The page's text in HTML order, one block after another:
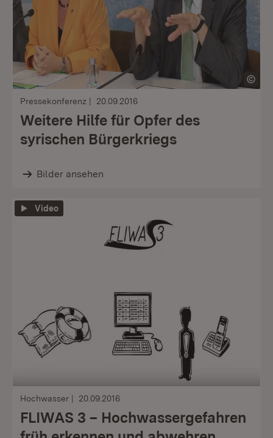
Pressekonferenz 20.09.2016
Weitere Hilfe für Opfer des
syrischen Bürgerkriegs
Bilder ansehen
Video
Hochwasser 20.09.2016
FLIWAS 3 – Hochwassergefahren